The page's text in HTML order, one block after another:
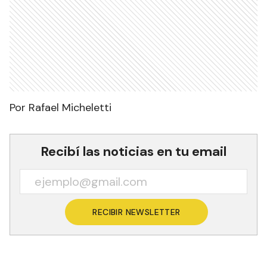
Por Rafael Micheletti
Recibí las noticias en tu email
RECIBIR NEWSLETTER